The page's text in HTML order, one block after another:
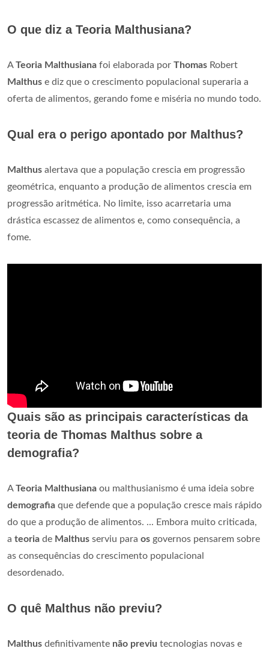
O que diz a Teoria Malthusiana?
ATeoria Malthusiana foi elaborada por Thomas Robert
Malthus e diz que o crescimento populacional superaria a
oferta de alimentos, gerando fome e miséria no mundo todo.
Qual era o perigo apontado por Malthus?
Malthus alertava que a população crescia em progressão
geométrica, enquanto a produção de alimentos crescia em
progressão aritmética. No limite, isso acarretaria uma
drástica escassez de alimentos e, como consequência, a
fome.
Quais são as principais características da
teoria de Thomas Malthus sobre a
demografia?
ATeoria Malthusiana ou malthusianismo é uma ideia sobre
demografia que defende que a população cresce mais rápido
do que a produção de alimentos. ... Embora muito criticada,
a teoria de Malthus serviu para os governos pensarem sobre
as consequências do crescimento populacional
desordenado.
O quê Malthus não previu?
Malthus definitivamente não previu tecnologias novas e